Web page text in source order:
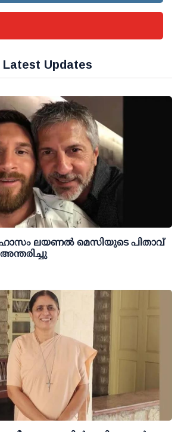
Latest Updates
ലയണൽ മെസിയുടെ പിതാവ്